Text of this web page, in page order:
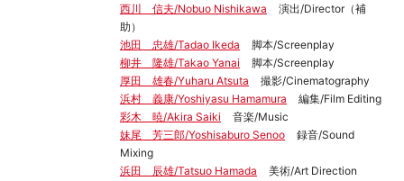
西川 信夫/Nobuo Nishikawa
演出/Director（補
助）
池田 忠雄/Tadao Ikeda
脚本/Screenplay
柳井 隆雄/Takao Yanai
脚本/Screenplay
厚田 雄春/Yuharu Atsuta
撮影/Cinematography
浜村 義康/Yoshiyasu Hamamura
編集/Film Editing
彩木 暁/Akira Saiki
音楽/Music
妹尾 芳三郎/Yoshisaburo Senoo
録音/Sound
Mixing
浜田 辰雄/Tatsuo Hamada
美術/Art Direction